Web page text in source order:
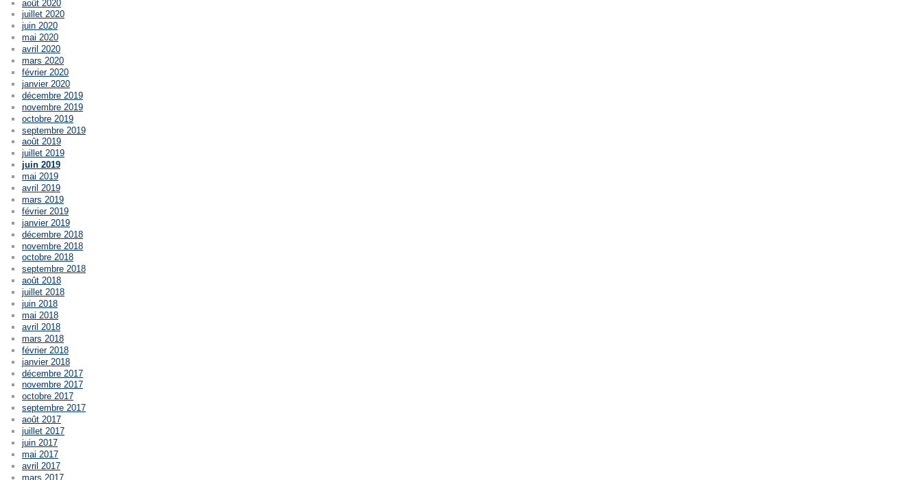
août 2020
juillet 2020
juin 2020
mai 2020
avril 2020
mars 2020
février 2020
janvier 2020
décembre 2019
novembre 2019
octobre 2019
septembre 2019
août 2019
juillet 2019
juin 2019
mai 2019
avril 2019
mars 2019
février 2019
janvier 2019
décembre 2018
novembre 2018
octobre 2018
septembre 2018
août 2018
juillet 2018
juin 2018
mai 2018
avril 2018
mars 2018
février 2018
janvier 2018
décembre 2017
novembre 2017
octobre 2017
septembre 2017
août 2017
juillet 2017
juin 2017
mai 2017
avril 2017
mars 2017